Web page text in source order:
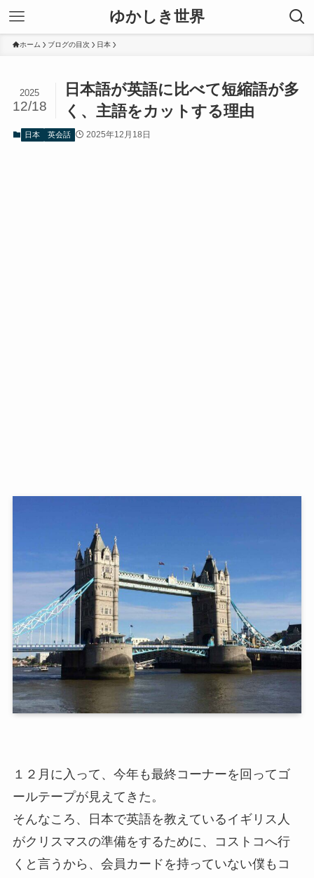
ゆかしき世界
ホーム ブログの目次 日本
日本語が英語に比べて短縮語が多
く、主語をカットする理由
2025
12/18
日本 英会話 2025年12月18日
１２月に入って、今年も最終コーナーを回ってゴ
ールテープが見えてきた。
そんなころ、日本で英語を教えているイギリス人
がクリスマスの準備をするために、コストコへ行
くと言うから、会員カードを持っていない僕もコ